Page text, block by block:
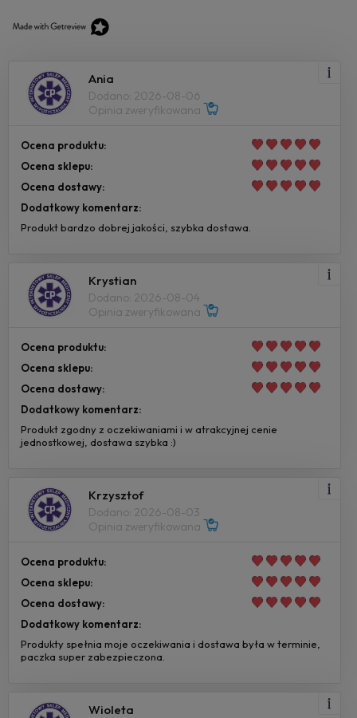
Ania
Dodano: 2026-08-06
Opinia zweryfikowana
Ocena produktu:
Ocena sklepu:
Ocena dostawy:
Dodatkowy komentarz:
Produkt bardzo dobrej jakości, szybka dostawa.
Krystian
Dodano: 2026-08-04
Opinia zweryfikowana
Ocena produktu:
Ocena sklepu:
Ocena dostawy:
Dodatkowy komentarz:
Produkt zgodny z oczekiwaniami i w atrakcyjnej cenie
jednostkowej, dostawa szybka :)
Krzysztof
Dodano: 2026-08-03
Opinia zweryfikowana
Ocena produktu:
Ocena sklepu:
Ocena dostawy:
Dodatkowy komentarz:
Produkty spełnia moje oczekiwania i dostawa była w terminie,
paczka super zabezpieczona.
Wioleta